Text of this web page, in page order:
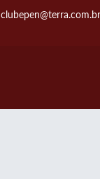
clubepen@terra.com.br